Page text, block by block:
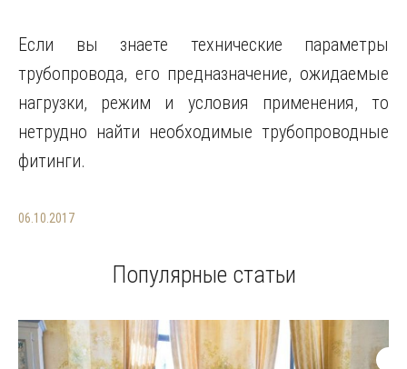
Если вы знаете технические параметры
трубопровода, его предназначение, ожидаемые
нагрузки, режим и условия применения, то
нетрудно найти необходимые трубопроводные
фитинги.
06.10.2017
Популярные статьи